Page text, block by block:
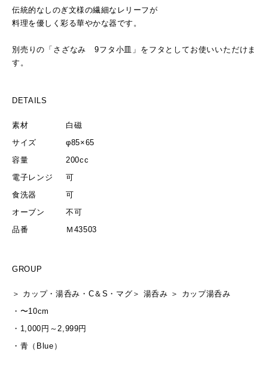
伝統的なしのぎ文様の繊細なレリーフが
料理を優しく彩る華やかな器です。
別売りの「さざなみ 9フタ小皿」をフタとしてお使いいただけま
す。
DETAILS
素材
白磁
サイズ
φ85×65
容量
200cc
電子レンジ
可
食洗器
可
オーブン
不可
品番
Ｍ43503
GROUP
＞ カップ・湯呑み・C＆S・マグ ＞ 湯呑み ＞ カップ湯呑み
・ 〜10cm
・ 1,000円～2,999円
・ 青（Blue）